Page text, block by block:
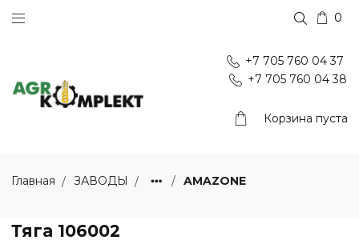
0
+7 705 760 04 37
+7 705 760 04 38
Корзина пуста
Главная ЗАВОДЫ AMAZONE
Тяга 106002